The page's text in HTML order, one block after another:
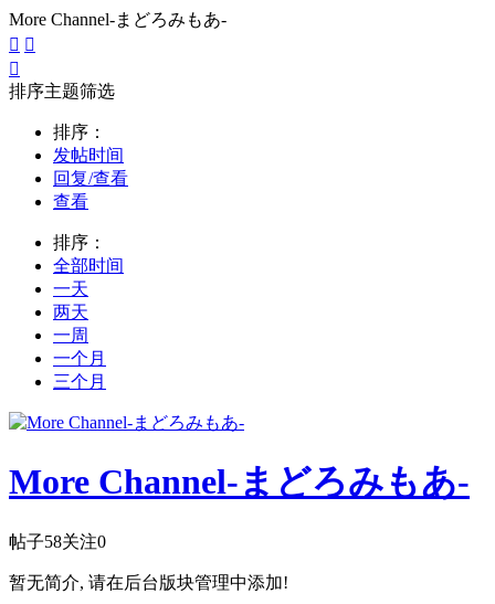
More Channel-まどろみもあ-
 

排序主题筛选
排序：
发帖时间
回复/查看
查看
排序：
全部时间
一天
两天
一周
一个月
三个月
More Channel-まどろみもあ-
帖子58关注0
暂无简介, 请在后台版块管理中添加!